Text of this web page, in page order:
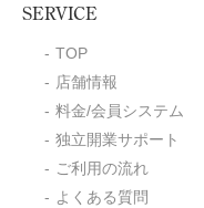
SERVICE
TOP
店舗情報
料金/会員システム
独立開業サポート
ご利用の流れ
よくある質問